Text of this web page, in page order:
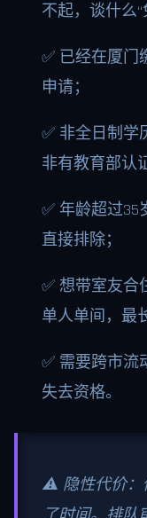
不起，谈什么“
✅ 已经在厦门
申请；
✅ 非全日制学
非有教育部认
✅ 年龄超过
直接排除；
✅ 想带室友合
单人单间，最
✅ 需要跨市流
失去资格。
⚠️ 隐性代价：